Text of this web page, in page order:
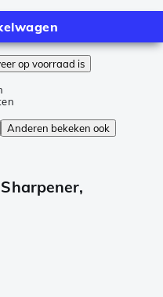
op voorraad is
Anderen bekeken ook